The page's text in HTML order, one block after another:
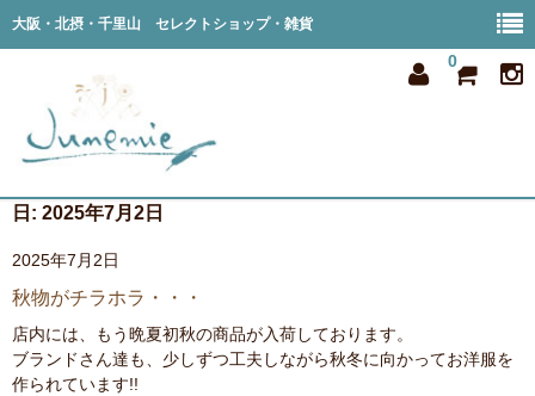
大阪・北摂・千里山 セレクトショップ・雑貨
0
member
order
日: 2025年7月2日
2025年7月2日
秋物がチラホラ・・・
店内には、もう晩夏初秋の商品が入荷しております。
ブランドさん達も、少しずつ工夫しながら秋冬に向かってお洋服を
作られています!!